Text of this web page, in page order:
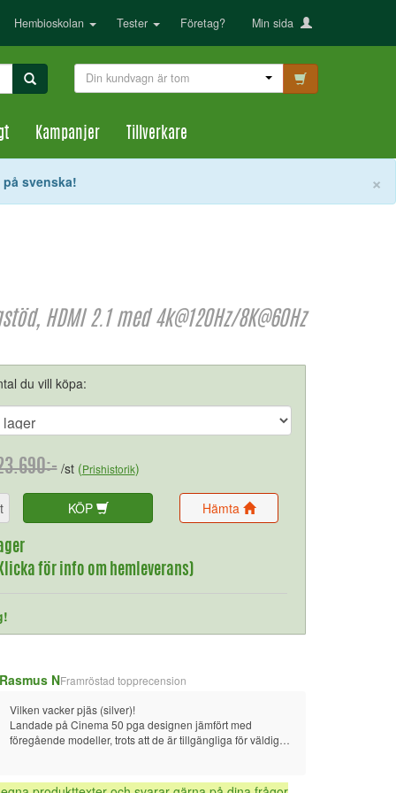
Hembioskolan Tester Företag? Min sida
Din kundvagn är tom
Kampanjer Tillverkare
×
svenska!
HDMI 2.1 med 4k@120Hz/8K@60Hz
du vill köpa:
/st (Prishistorik)
KÖP Hämta
för info om hemleverans)
Rasmus NFramröstad topprecension
Vilken vacker pjäs (silver)!
Landade på Cinema 50 pga designen jämfört med
föregående modeller, trots att de är tillgängliga för väldigt
Samt möjligheten att bygga ut med 9 kanaler utan slutsteg.